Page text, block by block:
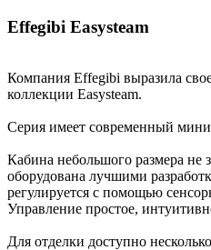
Effegibi Easysteam
Компания Effegibi выразила
коллекции Easysteam.
Серия имеет современный
Кабина небольшого размера не
оборудована лучшими
регулируется с помощью
Управление простое,
Для отделки доступно